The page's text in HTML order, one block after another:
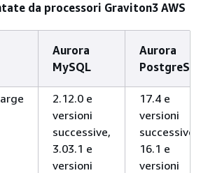
da processori Graviton3 AWS
Aurora
MySQL
Aurora
PostgreSQL
2.12.0 e
versioni
successive,
3.03.1 e
versioni
17.4 e
versioni
successive,
16.1 e
versioni